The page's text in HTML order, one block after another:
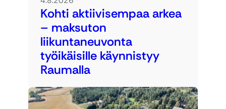
Kohti aktiivisempaa arkea
– maksuton
liikuntaneuvonta
työikäisille käynnistyy
Raumalla